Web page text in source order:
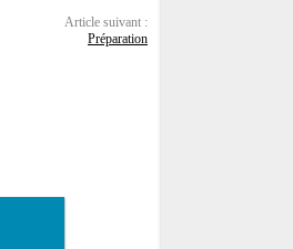
Article suivant :
Préparation